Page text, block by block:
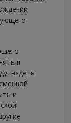
и
надеть
и